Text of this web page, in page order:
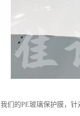
我们的PE玻璃保护膜，